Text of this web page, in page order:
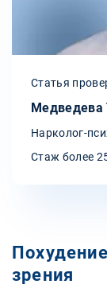
Статья
Медведева
Нарколог-
Стаж более
зрения